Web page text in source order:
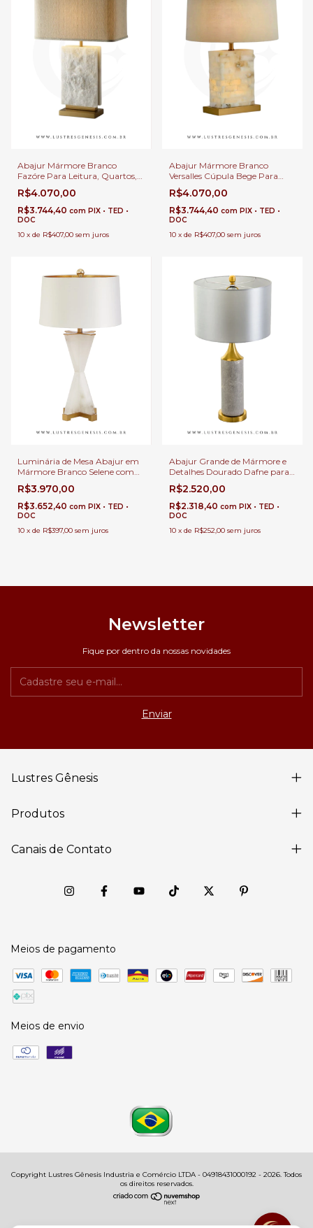
Abajur Mármore Branco
Fazóre Para Leitura, Quartos,
Escritório e Escrivaninhas
R$4.070,00
R$3.744,40 com PIX • TED •
DOC
10 x de R$407,00 sem juros
Abajur Mármore Branco
Versalles Cúpula Bege Para
Leitura, Quartos, Escritório e
Escrivaninhas
R$4.070,00
R$3.744,40 com PIX • TED •
DOC
10 x de R$407,00 sem juros
Luminária de Mesa Abajur em
Mármore Branco Selene com
Cupula Para Cabeceira de
Cama, Salas e Quartos
R$3.970,00
R$3.652,40 com PIX • TED •
DOC
10 x de R$397,00 sem juros
Abajur Grande de Mármore e
Detalhes Dourado Dafne para
Mesa e Cabeceira de Cama
R$2.520,00
R$2.318,40 com PIX • TED •
DOC
10 x de R$252,00 sem juros
Newsletter
Fique por dentro da nossas novidades
Lustres Gênesis
Produtos
Canais de Contato
Meios de pagamento
Meios de envio
Copyright Lustres Gênesis Industria e Comércio LTDA - 04918431000192 - 2026. Todos
os direitos reservados.